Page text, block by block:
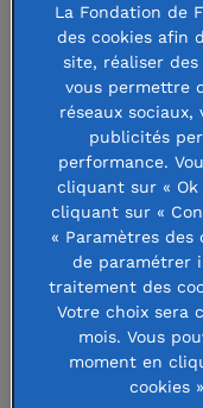
quotidien
meilleure.
Au total, quatorze
animée par les
Faroud – de
, et en présence du
Vincent, fondateur
ma rue .
La Fondation de
des cookies afin
site, réaliser des
vous permettre
réseaux
publicités
performance.
cliquant sur « Ok
cliquant sur «
« Paramètres des
de paramétrer
traitement des
Votre choix sera
mois. Vous
moment en
cookies